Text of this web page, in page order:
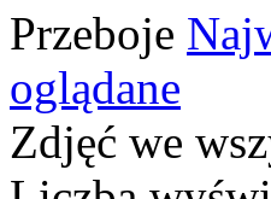
Przeboje
oglądane
Zdjęć we